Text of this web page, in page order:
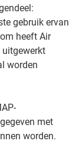
gebruik ervan
heeft Air
uitgewerkt
worden
met
worden.